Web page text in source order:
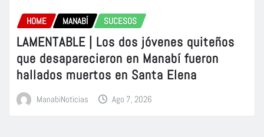
HOME MANABÍ SUCESOS
LAMENTABLE | Los dos jóvenes quiteños
que desaparecieron en Manabí fueron
hallados muertos en Santa Elena
ManabiNoticias Ago 7, 2026